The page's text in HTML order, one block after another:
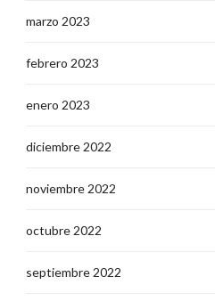
marzo 2023
febrero 2023
enero 2023
diciembre 2022
noviembre 2022
octubre 2022
septiembre 2022